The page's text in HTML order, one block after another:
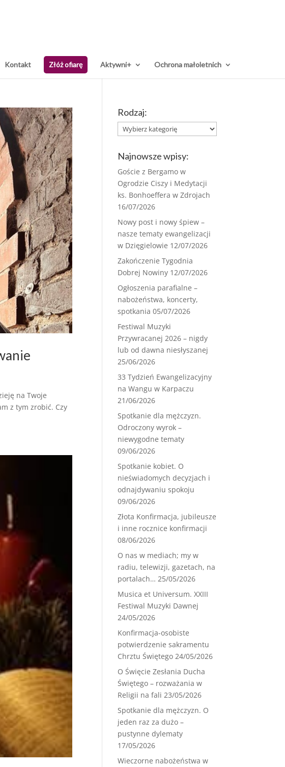
Kontakt Złóż ofiarę Aktywni+ Ochrona małoletnich
na Twoje
z tym zrobić. Czy
Rodzaj:
Rodzaj:
Najnowsze wpisy:
Goście z Bergamo w
Ogrodzie Ciszy i Medytacji
ks. Bonhoeffera w Zdrojach
16/07/2026
Nowy post i nowy śpiew –
nasze tematy ewangelizacji
w Dzięgielowie 12/07/2026
Zakończenie Tygodnia
Dobrej Nowiny 12/07/2026
Ogłoszenia parafialne –
nabożeństwa, koncerty,
spotkania 05/07/2026
Festiwal Muzyki
Przywracanej 2026 – nigdy
lub od dawna niesłyszanej
25/06/2026
33 Tydzień Ewangelizacyjny
na Wangu w Karpaczu
21/06/2026
Spotkanie dla mężczyzn.
Odroczony wyrok –
niewygodne tematy
09/06/2026
Spotkanie kobiet. O
nieświadomych decyzjach i
odnajdywaniu spokoju
09/06/2026
Złota Konfirmacja, jubileusze
i inne rocznice konfirmacji
08/06/2026
O nas w mediach; my w
radiu, telewizji, gazetach, na
portalach… 25/05/2026
Musica et Universum. XXIII
Festiwal Muzyki Dawnej
24/05/2026
Konfirmacja-osobiste
potwierdzenie sakramentu
Chrztu Świętego 24/05/2026
O Święcie Zesłania Ducha
Świętego – rozważania w
Religii na fali 23/05/2026
Spotkanie dla mężczyzn. O
jeden raz za dużo –
pustynne dylematy
17/05/2026
Wieczorne nabożeństwa w